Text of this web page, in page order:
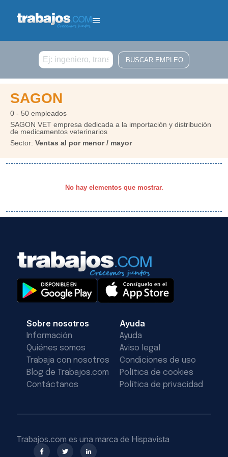
Buscar
SAGON
0 - 50 empleados
SAGON VET empresa dedicada a la importación y distribución
de medicamentos veterinarios
Sector: Ventas al por menor / mayor
No hay elementos que mostrar.
Sobre nosotros
Información
Quiénes somos
Trabaja con nosotros
Blog de Trabajos.com
Contáctanos
Ayuda
Ayuda
Aviso legal
Condiciones de uso
Política de cookies
Política de privacidad
Trabajos.com es una marca de Hispavista